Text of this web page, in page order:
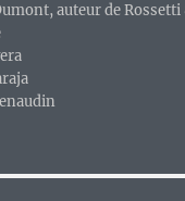
auteur de Rossetti